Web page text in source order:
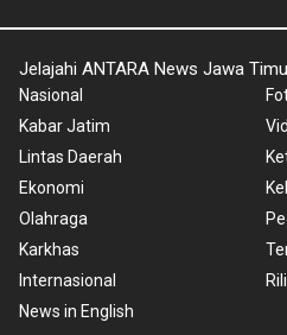
Jelajahi ANTARA News Jawa
Nasional
Kabar Jatim
Lintas Daerah
Ekonomi
Olahraga
Karkhas
Internasional
News in English